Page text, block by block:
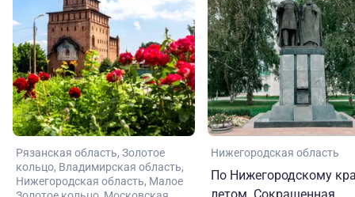
Рязанская область Золотое
кольцо Владимирская область
Нижегородская область Малое
Нижегородская область
По Нижегородскому